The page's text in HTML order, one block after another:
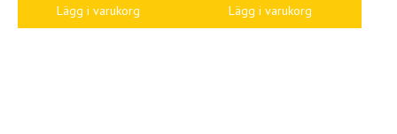
Lägg i varukorg Lägg i varukorg